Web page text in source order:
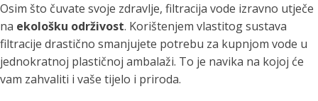
Osim što čuvate svoje zdravlje, filtracija vode izravno utječe
na ekološku održivost. Korištenjem vlastitog sustava
filtracije drastično smanjujete potrebu za kupnjom vode u
jednokratnoj plastičnoj ambalaži. To je navika na kojoj će
vam zahvaliti i vaše tijelo i priroda.